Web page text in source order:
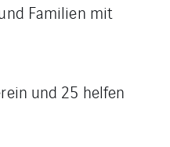
Familien mit
und 25 helfen